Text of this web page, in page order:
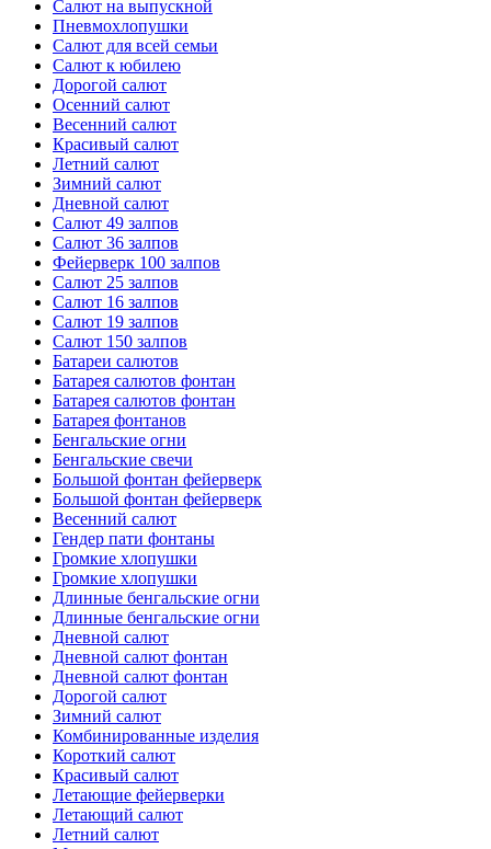
Салют на выпускной
Пневмохлопушки
Салют для всей семьи
Салют к юбилею
Дорогой салют
Осенний салют
Весенний салют
Красивый салют
Летний салют
Зимний салют
Дневной салют
Салют 49 залпов
Салют 36 залпов
Фейерверк 100 залпов
Салют 25 залпов
Салют 16 залпов
Салют 19 залпов
Салют 150 залпов
Батареи салютов
Батарея салютов фонтан
Батарея салютов фонтан
Батарея фонтанов
Бенгальские огни
Бенгальские свечи
Большой фонтан фейерверк
Большой фонтан фейерверк
Весенний салют
Гендер пати фонтаны
Громкие хлопушки
Громкие хлопушки
Длинные бенгальские огни
Длинные бенгальские огни
Дневной салют
Дневной салют фонтан
Дневной салют фонтан
Дорогой салют
Зимний салют
Комбинированные изделия
Короткий салют
Красивый салют
Летающие фейерверки
Летающий салют
Летний салют